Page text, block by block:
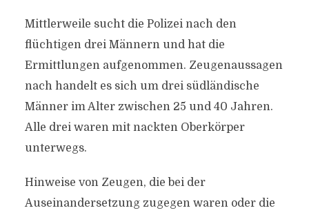
Mittlerweile sucht die Polizei nach den
flüchtigen drei Männern und hat die
Ermittlungen aufgenommen. Zeugenaussagen
nach handelt es sich um drei südländische
Männer im Alter zwischen 25 und 40 Jahren.
Alle drei waren mit nackten Oberkörper
unterwegs.
Hinweise von Zeugen, die bei der
Auseinandersetzung zugegen waren oder die